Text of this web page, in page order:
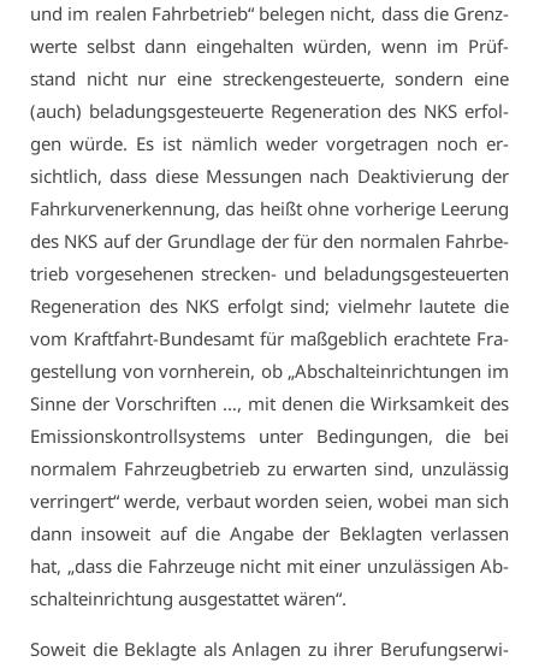
und im rea­len Fahr­be­trieb“ be­le­gen nicht, dass die Grenz­
wer­te selbst dann ein­ge­hal­ten wür­den, wenn im Prüf­
stand nicht nur ei­ne stre­cken­ge­steu­er­te, son­dern ei­ne
(auch) be­la­dungs­ge­steu­er­te Re­ge­ne­ra­ti­on des NKS er­fol­
gen wür­de. Es ist näm­lich we­der vor­ge­tra­gen noch er­
sicht­lich, dass die­se Mes­sun­gen nach De­ak­ti­vie­rung der
Fahr­kur­ven­er­ken­nung, das heißt oh­ne vor­he­ri­ge Lee­rung
des NKS auf der Grund­la­ge der für den nor­ma­len Fahr­be­
trieb vor­ge­se­he­nen stre­cken- und be­la­dungs­ge­steu­er­ten
Re­ge­ne­ra­ti­on des NKS er­folgt sind; viel­mehr lau­te­te die
vom Kraft­fahrt-Bun­des­amt für maß­geb­lich er­ach­te­te Fra­
ge­stel­lung von vorn­her­ein, ob „Ab­schalt­ein­rich­tun­gen im
Sin­ne der Vor­schrif­ten …, mit de­nen die Wirk­sam­keit des
Emis­si­ons­kon­troll­sys­tems un­ter Be­din­gun­gen, die bei
nor­ma­lem Fahr­zeug­be­trieb zu er­war­ten sind, un­zu­läs­sig
ver­rin­gert“ wer­de, ver­baut wor­den sei­en, wo­bei man sich
dann in­so­weit auf die An­ga­be der Be­klag­ten ver­las­sen
hat, „dass die Fahr­zeu­ge nicht mit ei­ner un­zu­läs­si­gen Ab­
schalt­ein­rich­tung aus­ge­stat­tet wä­ren“.
So­weit die Be­klag­te als An­la­gen zu ih­rer Be­ru­fungs­er­wi­